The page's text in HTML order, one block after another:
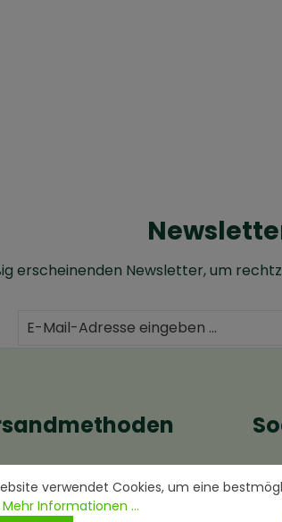
erscheinenden Newsletter, um
verwendet Cookies, um eine
Mehr Informationen ...